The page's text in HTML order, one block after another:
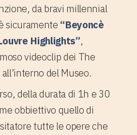
da bravi millennial
sicuramente “Beyoncè
Highlights”,
videoclip dei The
del Museo.
della durata di 1h e 30
obbiettivo quello di
tutte le opere che